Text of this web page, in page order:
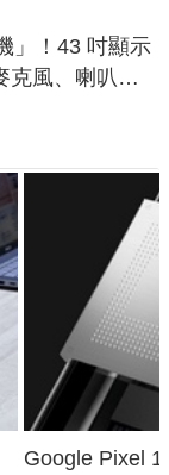
」！43 吋顯示
克風、喇叭，
Google Pixel